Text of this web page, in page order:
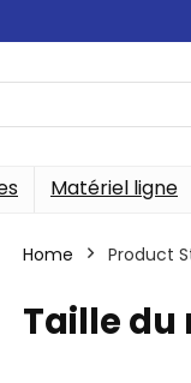
Matériel ligne
Home Product
‎Taille du